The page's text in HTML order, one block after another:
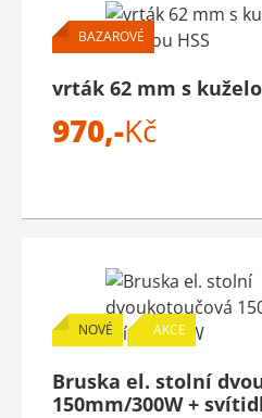
BAZAROVÉ
vrták 62 mm s
970,-Kč
NOVÉ AKCE
Bruska el. stolní
150mm/300W +